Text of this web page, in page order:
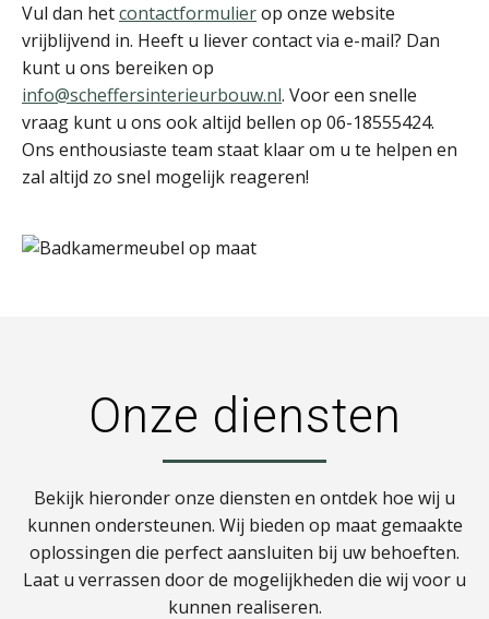
Vul dan hetcontactformulierop onze website
vrijblijvend in. Heeft u liever contact via e-mail? Dan
kunt u ons bereiken op
info@scheffersinterieurbouw.nl. Voor een snelle
vraag kunt u ons ook altijd bellen op 06-18555424.
Ons enthousiaste team staat klaar om u te helpen en
zal altijd zo snel mogelijk reageren!
Onze diensten
Bekijk hieronder onze diensten en ontdek hoe wij u
kunnen ondersteunen. Wij bieden op maat gemaakte
oplossingen die perfect aansluiten bij uw behoeften.
Laat u verrassen door de mogelijkheden die wij voor u
kunnen realiseren.